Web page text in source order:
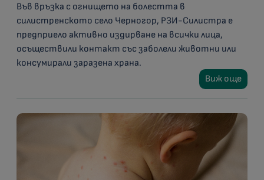
Във връзка с огнището на болестта в
силистренското село Черногор, РЗИ-Силистра е
предприело активно издирване на всички лица,
осъществили контакт със заболели животни или
консумирали заразена храна.
Виж още